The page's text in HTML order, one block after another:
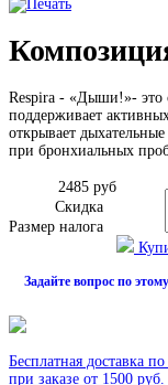
Respira - «Дыши!»- это
поддерживает
открывает
при бронхиальных
2485 руб
Скидка
Размер налога
Задайте вопрос по
Бесплатная доставка
при заказе от 1500 руб.